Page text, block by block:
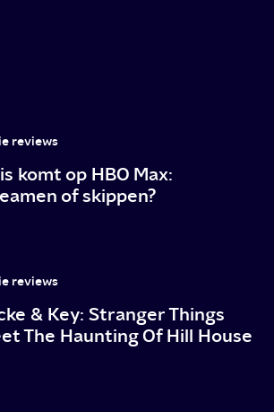
reviews
komt op HBO Max:
of skippen?
reviews
& Key: Stranger Things
The Haunting Of Hill House